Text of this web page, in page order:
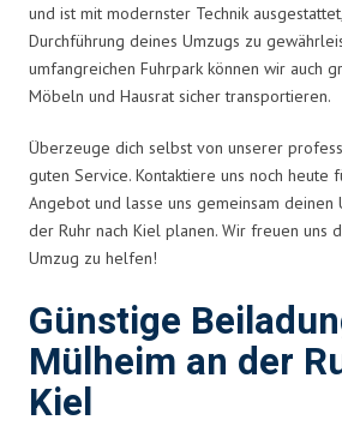
und ist mit modernster Technik
Durchführung deines Umzugs zu
umfangreichen Fuhrpark können wir auch
Möbeln und Hausrat sicher transportieren.
Überzeuge dich selbst von unserer
guten Service. Kontaktiere uns noch heute
Angebot und lasse uns gemeinsam deinen
der Ruhr nach Kiel planen. Wir freuen uns
Umzug zu helfen!
Günstige
Mülheim an der
Kiel